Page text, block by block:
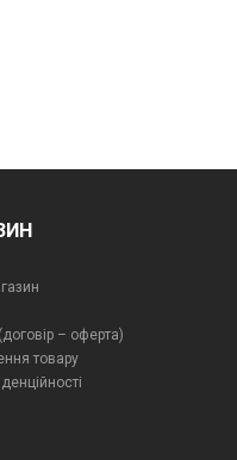
– оферта)
товару